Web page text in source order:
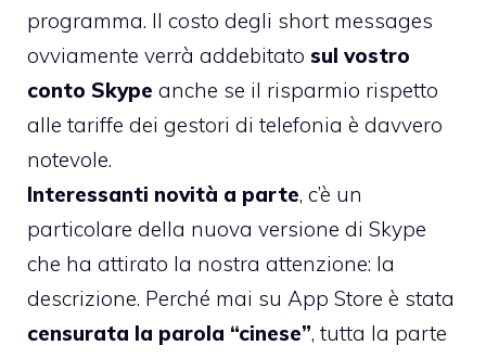
programma. Il costo degli short messages
ovviamente verrà addebitato sul vostro
conto Skype anche se il risparmio rispetto
alle tariffe dei gestori di telefonia è davvero
notevole.
Interessanti novità a parte, c’è un
particolare della nuova versione di Skype
che ha attirato la nostra attenzione: la
descrizione. Perché mai su App Store è stata
censurata la parola “cinese”, tutta la parte